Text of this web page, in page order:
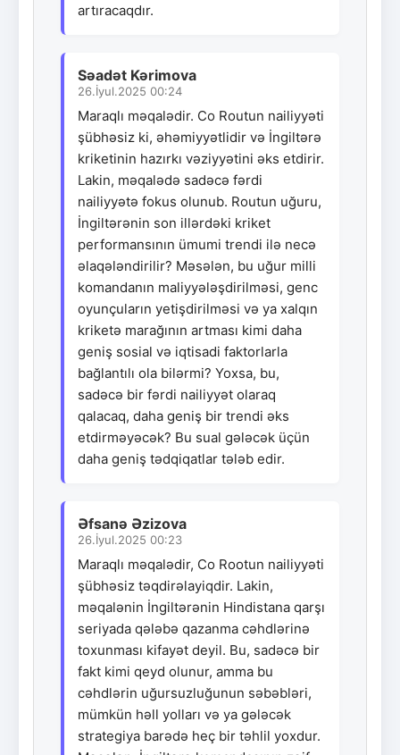
artıracaqdır.
Səadət Kərimova
26.İyul.2025 00:24
Maraqlı məqalədir. Co Routun nailiyyəti
şübhəsiz ki, əhəmiyyətlidir və İngiltərə
kriketinin hazırkı vəziyyətini əks etdirir.
Lakin, məqalədə sadəcə fərdi
nailiyyətə fokus olunub. Routun uğuru,
İngiltərənin son illərdəki kriket
performansının ümumi trendi ilə necə
əlaqələndirilir? Məsələn, bu uğur milli
komandanın maliyyələşdirilməsi, genc
oyunçuların yetişdirilməsi və ya xalqın
kriketə marağının artması kimi daha
geniş sosial və iqtisadi faktorlarla
bağlantılı ola bilərmi? Yoxsa, bu,
sadəcə bir fərdi nailiyyət olaraq
qalacaq, daha geniş bir trendi əks
etdirməyəcək? Bu sual gələcək üçün
daha geniş tədqiqatlar tələb edir.
Əfsanə Əzizova
26.İyul.2025 00:23
Maraqlı məqalədir, Co Rootun nailiyyəti
şübhəsiz təqdirəlayiqdir. Lakin,
məqalənin İngiltərənin Hindistana qarşı
seriyada qələbə qazanma cəhdlərinə
toxunması kifayət deyil. Bu, sadəcə bir
fakt kimi qeyd olunur, amma bu
cəhdlərin uğursuzluğunun səbəbləri,
mümkün həll yolları və ya gələcək
strategiya barədə heç bir təhlil yoxdur.